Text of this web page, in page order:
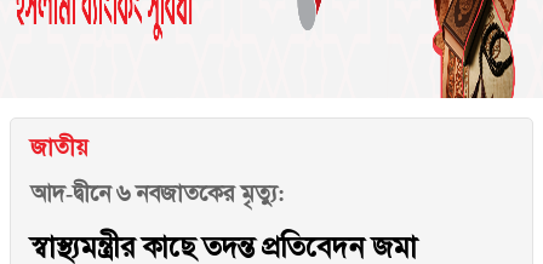
জাতীয়
আদ-দ্বীনে ৬ নবজাতকের মৃত্যু:
স্বাস্থ্যমন্ত্রীর কাছে তদন্ত প্রতিবেদন জমা